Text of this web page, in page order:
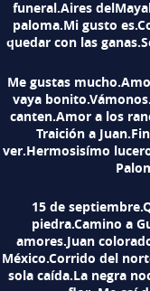
funeral.Aires
paloma.Mi gusto
quedar con las
Me gustas
vaya
canten.Amor a los
Traición a
ver.Hermosisímo
15 de
piedra.Camino a
amores.Juan
México.Corrido del
sola caída.La negra